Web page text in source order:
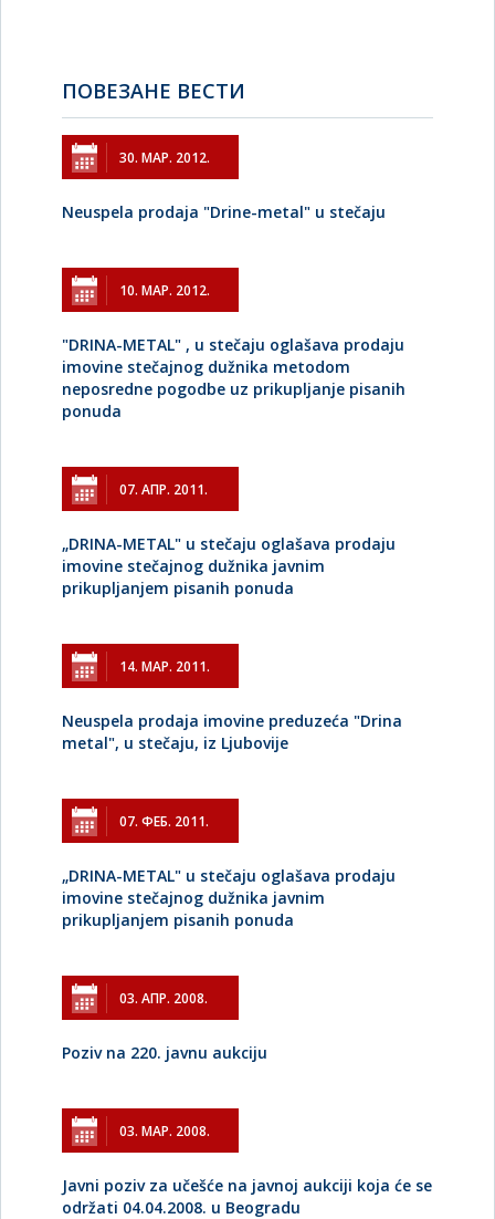
ПОВЕЗАНЕ ВЕСТИ
30. МАР. 2012.
Neuspela prodaja "Drine-metal" u stečaju
10. МАР. 2012.
"DRINA-METAL" , u stečaju oglašava prodaju
imovine stečajnog dužnika metodom
neposredne pogodbe uz prikupljanje pisanih
ponuda
07. АПР. 2011.
„DRINA-METAL" u stečaju oglašava prodaju
imovine stečajnog dužnika javnim
prikupljanjem pisanih ponuda
14. МАР. 2011.
Neuspela prodaja imovine preduzeća "Drina
metal", u stečaju, iz Ljubovije
07. ФЕБ. 2011.
„DRINA-METAL" u stečaju oglašava prodaju
imovine stečajnog dužnika javnim
prikupljanjem pisanih ponuda
03. АПР. 2008.
Poziv na 220. javnu aukciju
03. МАР. 2008.
Javni poziv za učešće na javnoj aukciji koja će se
održati 04.04.2008. u Beogradu